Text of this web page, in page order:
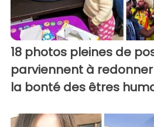
18 photos pleines de
parviennent à
la bonté des êtres